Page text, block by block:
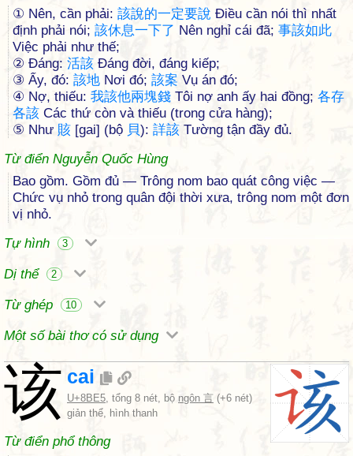
① Nên, cần phải: 該說的一定要說 Điều cần nói thì nhất
định phải nói; 該休息一下了 Nên nghỉ cái đã; 事該如此
Việc phải như thế;
② Đáng: 活該 Đáng đời, đáng kiếp;
③ Ấy, đó: 該地 Nơi đó; 該案 Vụ án đó;
④ Nợ, thiếu: 我該他兩塊錢 Tôi nợ anh ấy hai đồng; 各存
各該 Các thứ còn và thiếu (trong cửa hàng);
⑤ Như 賅 [gai] (bộ 貝): 詳該 Tường tận đầy đủ.
Từ điển Nguyễn Quốc Hùng
Bao gồm. Gồm đủ — Trông nom bao quát công việc —
Chức vụ nhỏ trong quân đội thời xưa, trông nom một đơn
vị nhỏ.
Tự hình
3
Dị thể 2
Từ ghép 10
Một số bài thơ có sử dụng
该 cai
U+8BE5, tổng 8 nét, bộ ngôn 言 (+6 nét)
giản thể, hình thanh
Từ điển phổ thông